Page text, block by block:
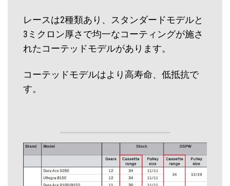
レースは2種類あり、スタンダードモデルと
3ミクロン厚さで均一なコーティングが施さ
れたコーテッドモデルがあります。
コーテッドモデルはより高寿命、低抵抗で
す。